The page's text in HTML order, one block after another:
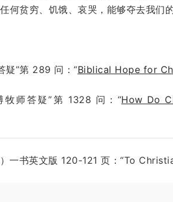
何贫穷、饥饿、哀哭，能够夺去我们
疑”第 289 问： “Biblical Hope for
牧师答疑”第 1328 问： “How Do
）一书英文版 120-121 页：“To